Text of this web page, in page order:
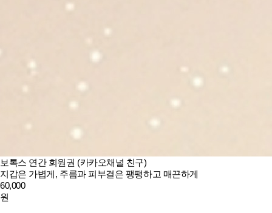
보톡스 연간 회원권 (카카오채널 친구)
지갑은 가볍게, 주름과 피부결은 팽팽하고 매끈하게
60,000
원